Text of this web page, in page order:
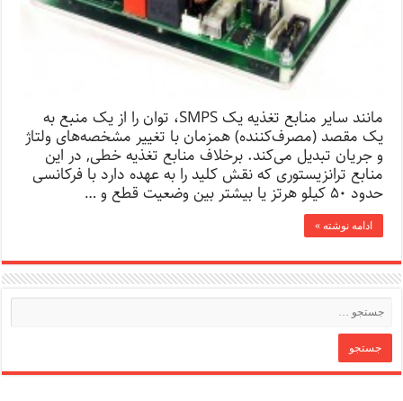
مانند سایر منابع تغذیه یک SMPS، توان را از یک منبع به
یک مقصد (مصرف‌کننده) همزمان با تغییر مشخصه‌های ولتاژ
و جریان تبدیل می‌کند. برخلاف منابع تغذیه خطی, در این
منابع ترانزیستوری که نقش کلید را به عهده دارد با فرکانسی
حدود ۵۰ کیلو هرتز یا بیشتر بین وضعیت قطع و …
ادامه نوشته »